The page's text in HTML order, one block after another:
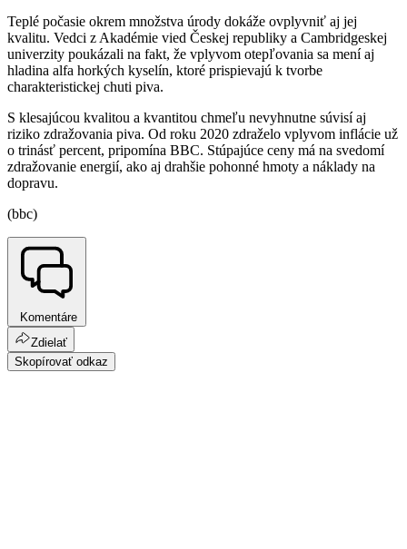
Teplé počasie okrem množstva úrody dokáže ovplyvniť aj jej
kvalitu. Vedci z Akadémie vied Českej republiky a Cambridgeskej
univerzity poukázali na fakt, že vplyvom otepľovania sa mení aj
hladina alfa horkých kyselín, ktoré prispievajú k tvorbe
charakteristickej chuti piva.
S klesajúcou kvalitou a kvantitou chmeľu nevyhnutne súvisí aj
riziko zdražovania piva. Od roku 2020 zdraželo vplyvom inflácie už
o trinásť percent, pripomína BBC. Stúpajúce ceny má na svedomí
zdražovanie energií, ako aj drahšie pohonné hmoty a náklady na
dopravu.
(bbc)
Komentáre
Zdielať
Skopírovať odkaz